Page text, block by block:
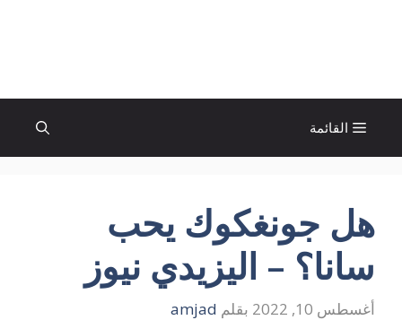
القائمة
هل جونغكوك يحب
سانا؟ – اليزيدي نيوز
أغسطس 10, 2022 بقلم amjad